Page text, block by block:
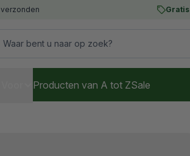
verzonden Gratis
Producten van A tot ZSale